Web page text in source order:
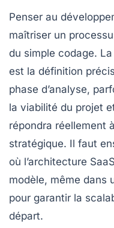
Penser au
maîtriser un
du simple codage.
est la définition
phase d’analyse,
la viabilité du projet
répondra réellement
stratégique. Il faut
où l’architecture
modèle, même dans
pour garantir la
départ.